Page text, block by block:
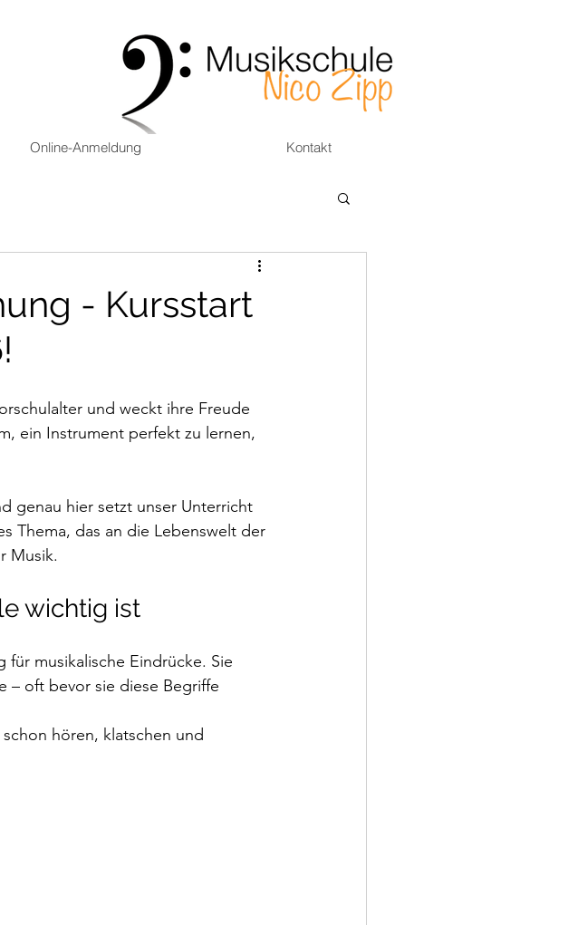
Online-Anmeldung Kontakt
- Kursstart
und weckt ihre Freude
ein Instrument perfekt zu lernen,
genau hier setzt unser Unterricht
Thema, das an die Lebenswelt der
Musik.
wichtig ist
musikalische Eindrücke. Sie
– oft bevor sie diese Begriffe
hören, klatschen und